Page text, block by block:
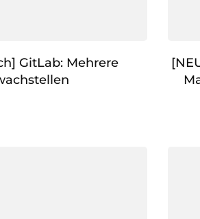
GitLab: Mehrere